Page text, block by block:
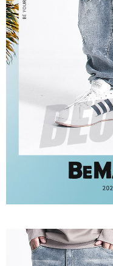
時審查核予不同之上限額度；
請求用戶進行身份認證。
５．嚴禁一人註冊多個帳號或
恩沛科技股份有限公司將有權